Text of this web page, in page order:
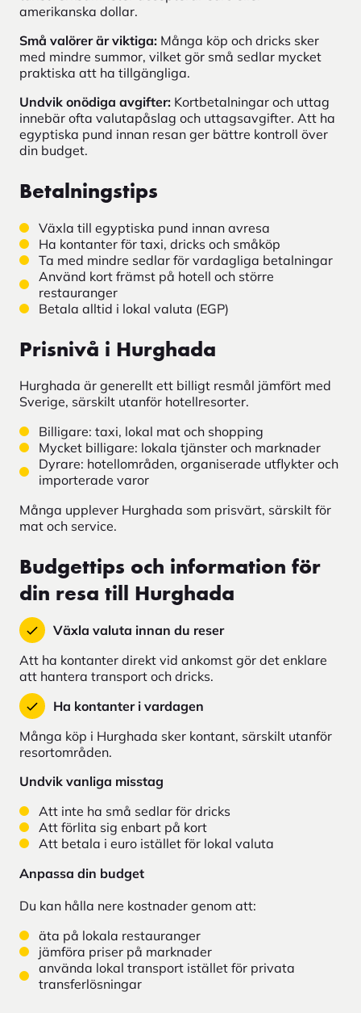
amerikanska dollar.
Små valörer är viktiga: Många köp och dricks sker
med mindre summor, vilket gör små sedlar mycket
praktiska att ha tillgängliga.
Undvik onödiga avgifter: Kortbetalningar och uttag
innebär ofta valutapåslag och uttagsavgifter. Att ha
egyptiska pund innan resan ger bättre kontroll över
din budget.
Betalningstips
Växla till egyptiska pund innan avresa
Ha kontanter för taxi, dricks och småköp
Ta med mindre sedlar för vardagliga betalningar
Använd kort främst på hotell och större
restauranger
Betala alltid i lokal valuta (EGP)
Prisnivå i Hurghada
Hurghada är generellt ett billigt resmål jämfört med
Sverige, särskilt utanför hotellresorter.
Billigare: taxi, lokal mat och shopping
Mycket billigare: lokala tjänster och marknader
Dyrare: hotellområden, organiserade utflykter och
importerade varor
Många upplever Hurghada som prisvärt, särskilt för
mat och service.
Budgettips och information för
din resa till Hurghada
Växla valuta innan du reser
Att ha kontanter direkt vid ankomst gör det enklare
att hantera transport och dricks.
Ha kontanter i vardagen
Många köp i Hurghada sker kontant, särskilt utanför
resortområden.
Undvik vanliga misstag
Att inte ha små sedlar för dricks
Att förlita sig enbart på kort
Att betala i euro istället för lokal valuta
Anpassa din budget
Du kan hålla nere kostnader genom att:
äta på lokala restauranger
jämföra priser på marknader
använda lokal transport istället för privata
transferlösningar